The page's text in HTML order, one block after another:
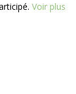
Voir plus